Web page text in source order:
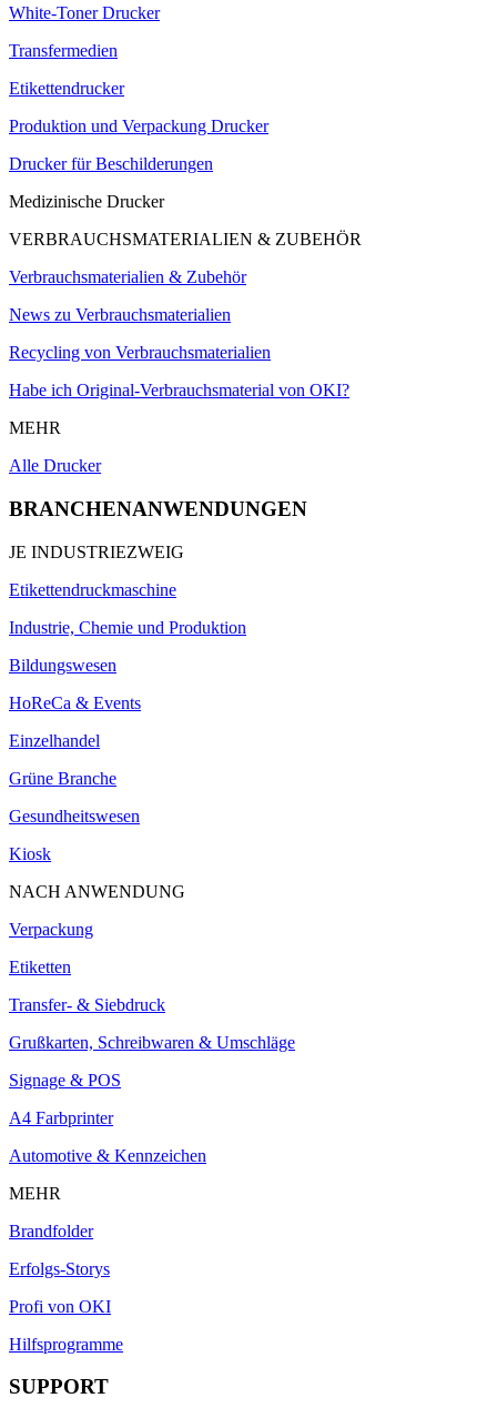
White-Toner Drucker
Transfermedien
Etikettendrucker
Produktion und Verpackung Drucker
Drucker für Beschilderungen
Medizinische Drucker
VERBRAUCHSMATERIALIEN & ZUBEHÖR
Verbrauchsmaterialien & Zubehör
News zu Verbrauchsmaterialien
Recycling von Verbrauchsmaterialien
Habe ich Original-Verbrauchsmaterial von OKI?
MEHR
Alle Drucker
BRANCHENANWENDUNGEN
JE INDUSTRIEZWEIG
Etikettendruckmaschine
Industrie, Chemie und Produktion
Bildungswesen
HoReCa & Events
Einzelhandel
Grüne Branche
Gesundheitswesen
Kiosk
NACH ANWENDUNG
Verpackung
Etiketten
Transfer- & Siebdruck
Grußkarten, Schreibwaren & Umschläge
Signage & POS
A4 Farbprinter
Automotive & Kennzeichen
MEHR
Brandfolder
Erfolgs-Storys
Profi von OKI
Hilfsprogramme
SUPPORT